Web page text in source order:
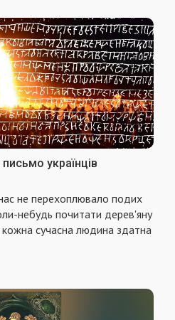
українців
не перехоплюва­ло подих
небудь по­читати дерев'яну
кожна сучасна людина здатна